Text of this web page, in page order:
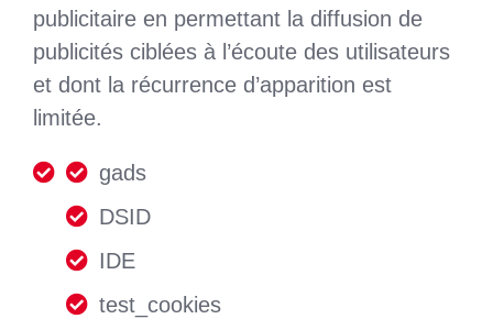
publicitaire en permettant la diffusion de
publicités ciblées à l’écoute des utilisateurs
et dont la récurrence d’apparition est
limitée.
gads
DSID
IDE
test_cookies